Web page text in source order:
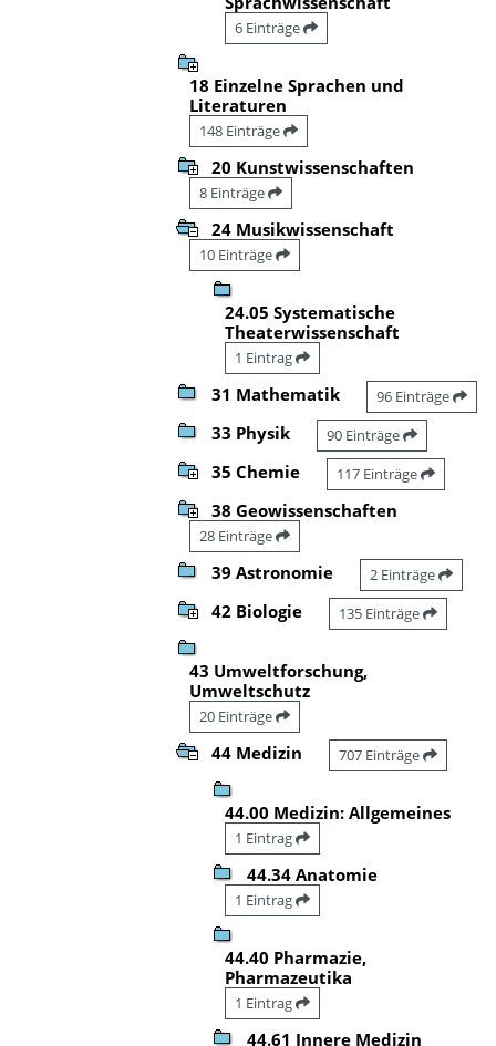
6 Einträge
18 Einzelne Sprachen und
Literaturen
148 Einträge
20 Kunstwissenschaften
8 Einträge
24 Musikwissenschaft
10 Einträge
24.05 Systematische
Theaterwissenschaft
1 Eintrag
31 Mathematik 96 Einträge
33 Physik 90 Einträge
35 Chemie 117 Einträge
38 Geowissenschaften
28 Einträge
39 Astronomie 2 Einträge
42 Biologie 135 Einträge
43 Umweltforschung,
Umweltschutz
20 Einträge
44 Medizin 707 Einträge
44.00 Medizin: Allgemeines
1 Eintrag
44.34 Anatomie
1 Eintrag
44.40 Pharmazie,
Pharmazeutika
1 Eintrag
44.61 Innere Medizin